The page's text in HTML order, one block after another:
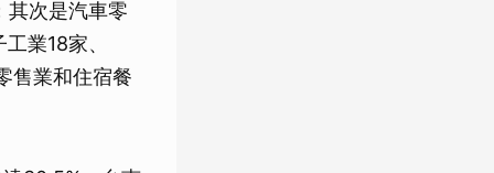
其次是汽車零
業18家、
售業和住宿餐